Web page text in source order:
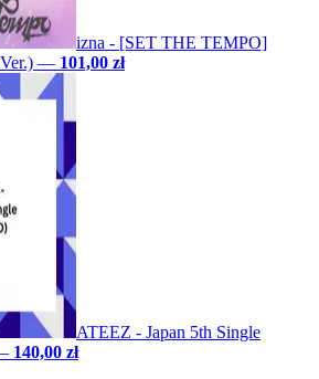
izna - [SET THE TEMPO]
— 101,00 zł
ATEEZ - Japan 5th Single
140,00 zł